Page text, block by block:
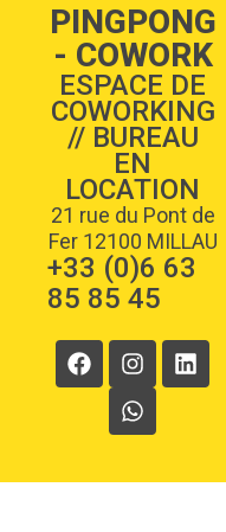
PINGPONG
- COWORK
ESPACE DE
COWORKING
// BUREAU
EN
LOCATION
21 rue du Pont de
Fer 12100 MILLAU
+33 (0)6 63
85 85 45